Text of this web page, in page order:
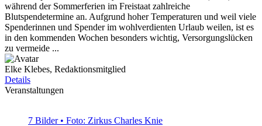
während der Sommerferien im Freistaat zahlreiche
Blutspendetermine an. Aufgrund hoher Temperaturen und weil viele
Spenderinnen und Spender im wohlverdienten Urlaub weilen, ist es
in den kommenden Wochen besonders wichtig, Versorgungslücken
zu vermeide ...
Elke Klebes, Redaktionsmitglied
Details
Veranstaltungen
7 Bilder • Foto: Zirkus Charles Knie